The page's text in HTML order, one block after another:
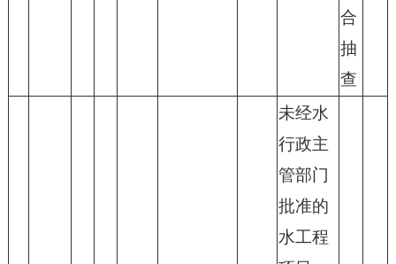
合
抽
查
未经水
行政主
管部门
批准的
水工程